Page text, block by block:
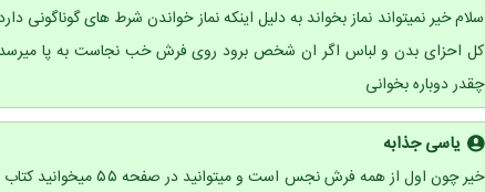
سلام خیر نمیتواند نماز بخواند به دلیل اینکه نماز خواندن شرط های گوناگونی
کل احزای بدن و لباس اگر ان شخص برود روی فرش خب نجاست به پا میرسد
چقدر دوباره بخوانی
یاسی جذابه
خیر چون اول از همه فرش نجس